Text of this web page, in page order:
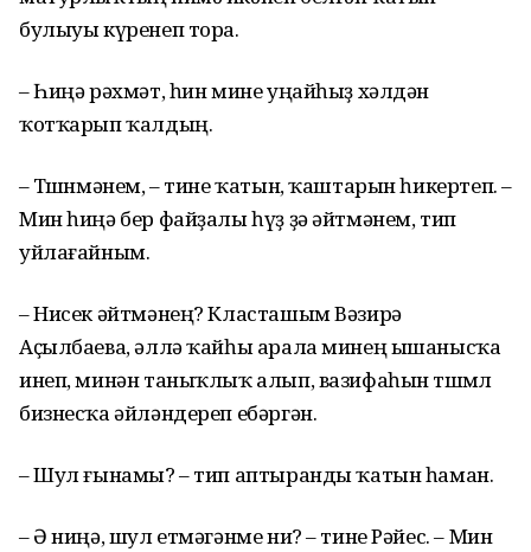
булыуы күренеп тора.
– Һиңә рәхмәт, һин мине уңайһыҙ хәлдән
ҡотҡарып ҡалдың.
– Төшөнмәнем, – тине ҡатын, ҡаштарын һикертеп. –
Мин һиңә бер файҙалы һүҙ ҙә әйтмәнем, тип
уйлағайным.
– Нисек әйтмәнең? Класташым Вәзирә
Аҫылбаева, әллә ҡайһы арала минең ышанысҡа
инеп, минән таныҡлыҡ алып, вазифаһын төшөмлө
бизнесҡа әйләндереп ебәргән.
– Шул ғынамы? – тип аптыранды ҡатын һаман.
– Ә ниңә, шул етмәгәнме ни? – тине Рәйес. – Мин